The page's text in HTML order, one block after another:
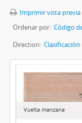
Imprimir vista previa
Ordenar por: Código
Direction:
Vuelta manzana